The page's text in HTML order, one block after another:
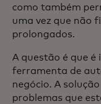
como também
uma vez que não
prolongados.
A questão é que
ferramenta de
negócio. A
problemas que